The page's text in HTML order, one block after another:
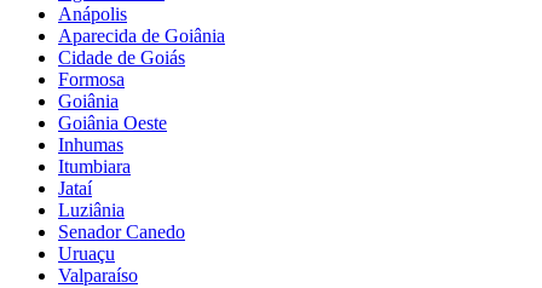
Anápolis
Aparecida de Goiânia
Cidade de Goiás
Formosa
Goiânia
Goiânia Oeste
Inhumas
Itumbiara
Jataí
Luziânia
Senador Canedo
Uruaçu
Valparaíso